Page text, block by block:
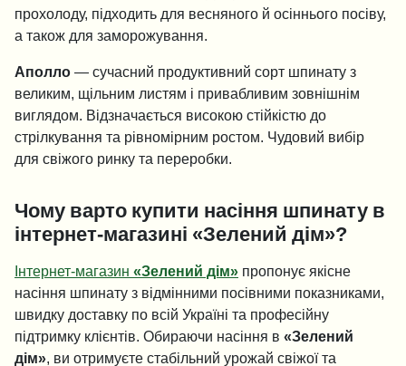
прохолоду, підходить для весняного й осіннього посіву,
а також для заморожування.
Аполло — сучасний продуктивний сорт шпинату з
великим, щільним листям і привабливим зовнішнім
виглядом. Відзначається високою стійкістю до
стрілкування та рівномірним ростом. Чудовий вибір
для свіжого ринку та переробки.
Чому варто купити насіння шпинату в
інтернет-магазині «Зелений дім»?
Інтернет-магазин «Зелений дім» пропонує якісне
насіння шпинату з відмінними посівними показниками,
швидку доставку по всій Україні та професійну
підтримку клієнтів. Обираючи насіння в «Зелений
дім» , ви отримуєте стабільний урожай свіжої та